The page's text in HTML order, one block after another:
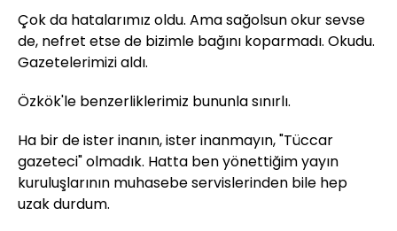
Çok da hatalarımız oldu. Ama sağolsun okur sevse
de, nefret etse de bizimle bağını koparmadı. Okudu.
Gazetelerimizi aldı.
Özkök'le benzerliklerimiz bununla sınırlı.
Ha bir de ister inanın, ister inanmayın, "Tüccar
gazeteci" olmadık. Hatta ben yönettiğim yayın
kuruluşlarının muhasebe servislerinden bile hep
uzak durdum.